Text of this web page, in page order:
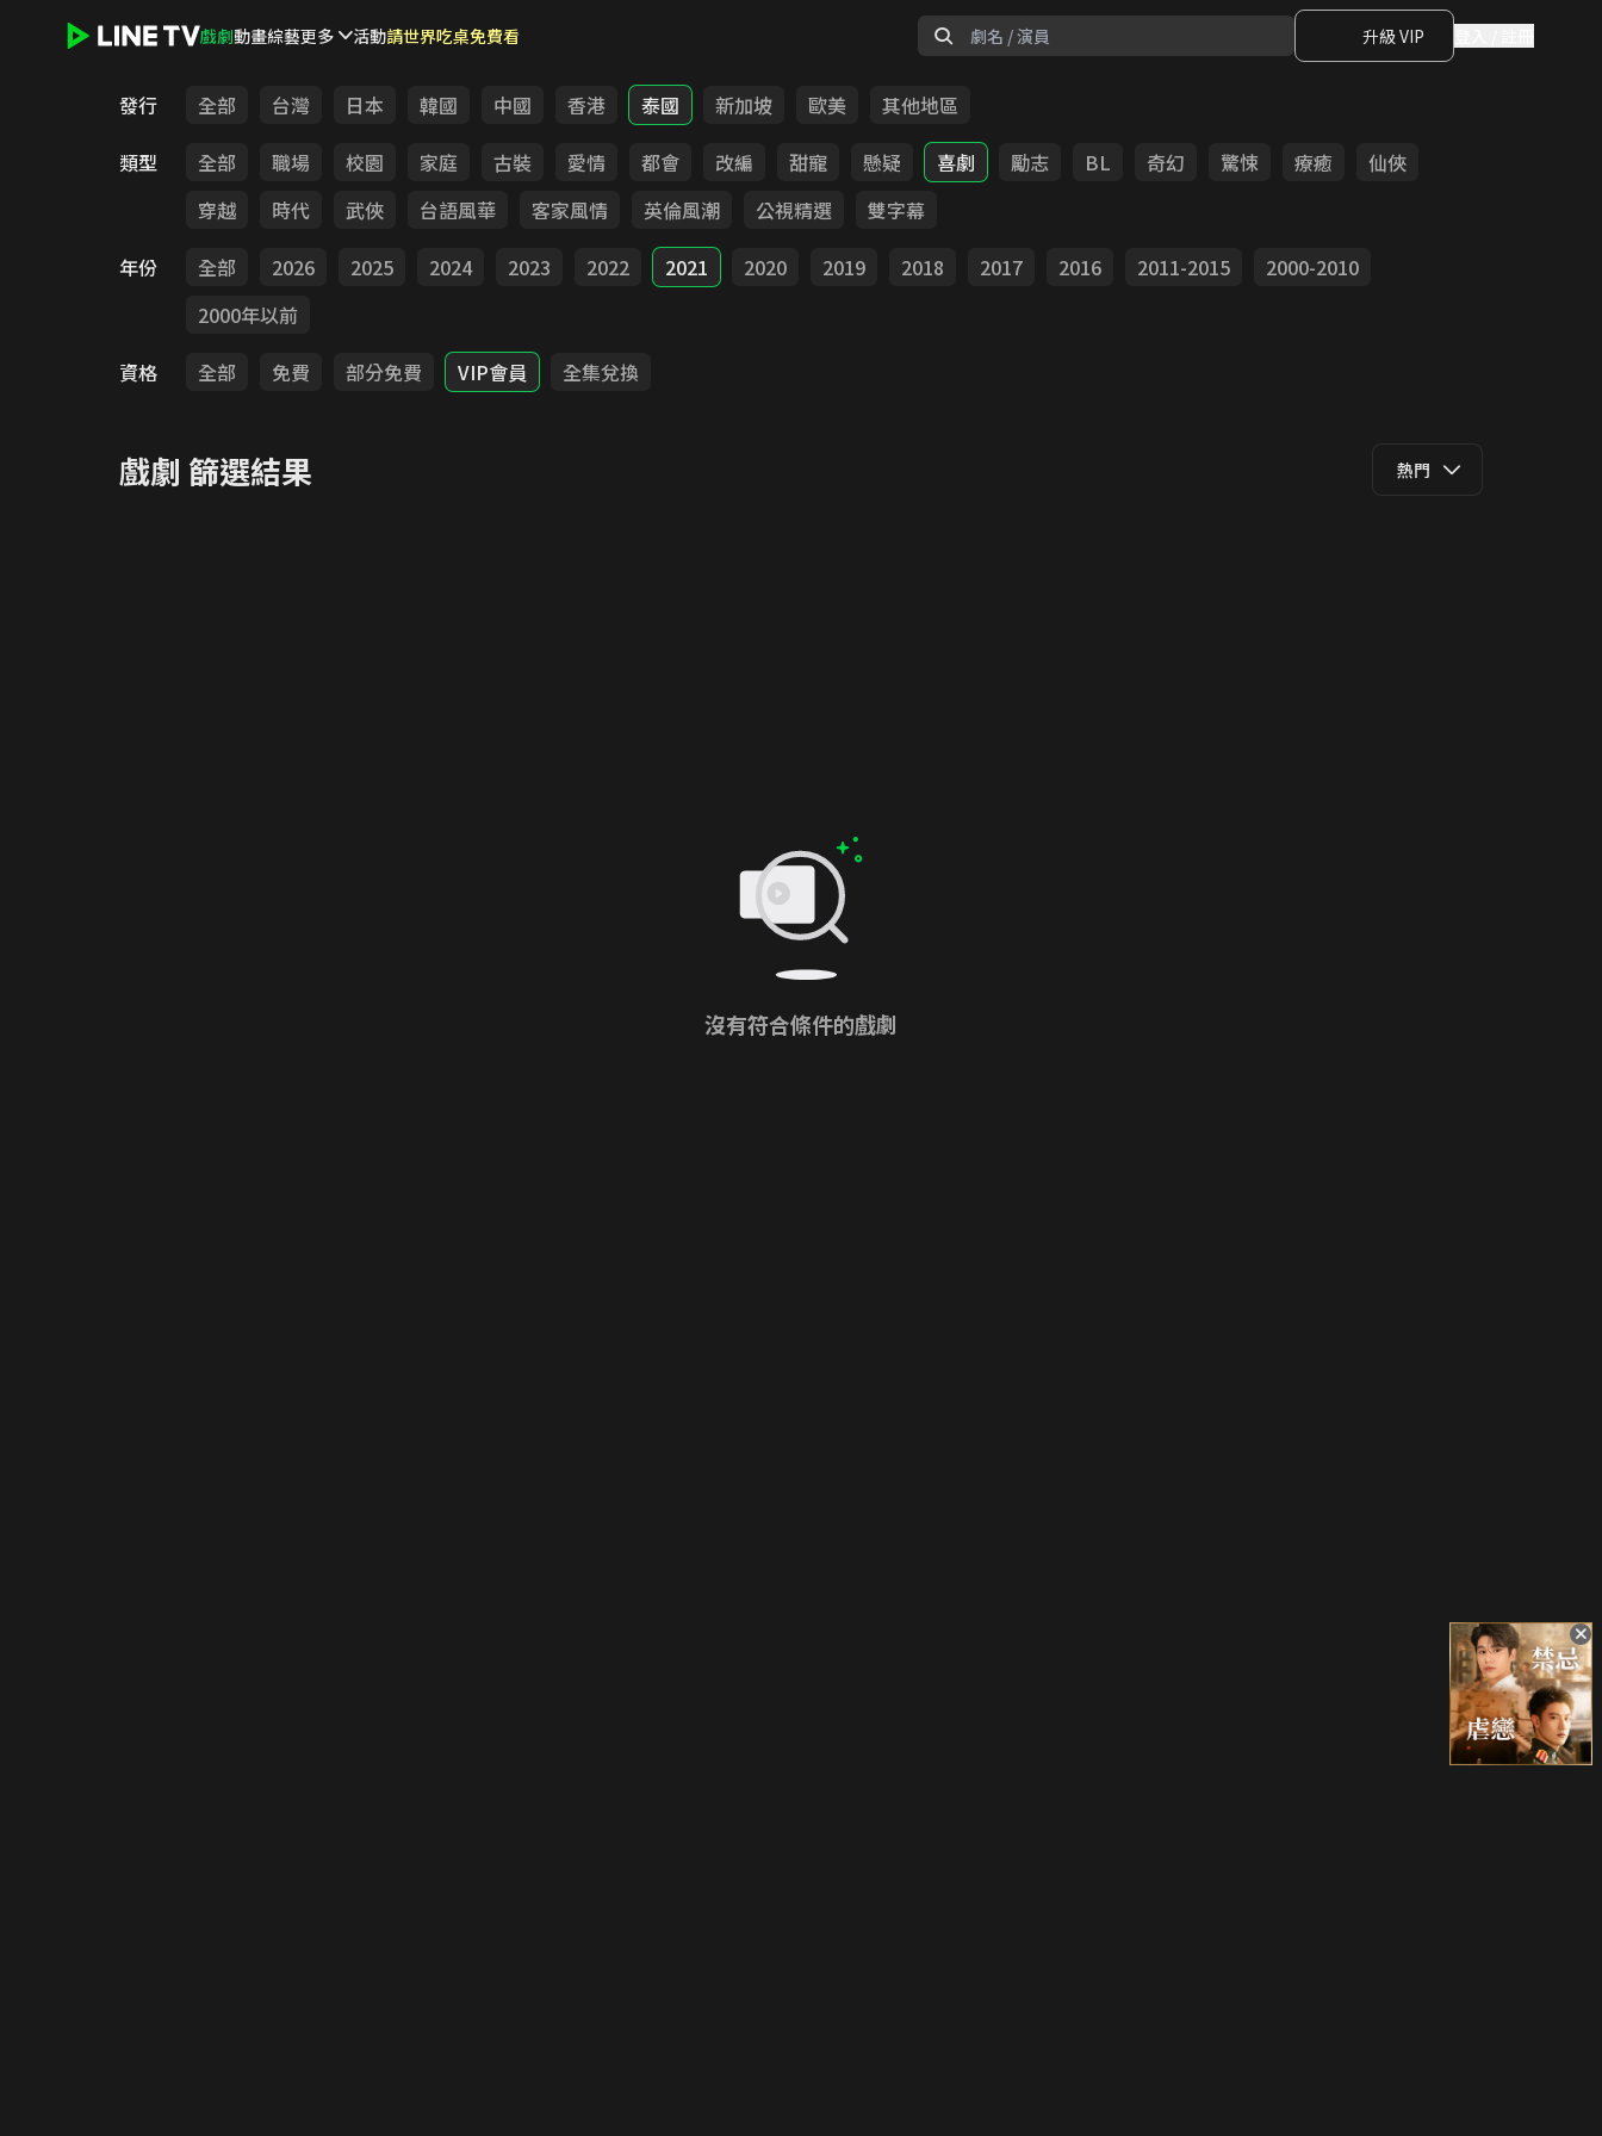
戲劇動畫綜藝更多 活動請世界吃桌免費看 升級 VIP
發行 全部 台灣 日本 韓國 中國 香港 泰國 新加坡 歐美
其他地區
類型
全部 職場 校園 家庭 古裝 愛情 都會 改編 甜寵 懸疑 喜劇 勵志 BL 奇幻 驚悚 療癒
仙俠
穿越
時代 武俠 台語風華 客家風情 英倫風潮 公視精選
雙字幕
年份
全部 2026 2025 2024 2023 2022 2021 2020 2019 2018 2017 2016 2011-2015
2000-2010
2000年以前
資格
全部 免費 部分免費 VIP會員 全集兌換
戲劇 篩選結果 熱門
沒有符合條件的戲劇